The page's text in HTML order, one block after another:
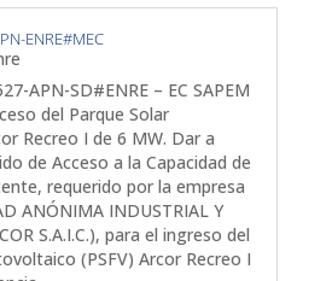
ENRE#MEC
APN-SD#ENRE – EC SAPEM
del Parque Solar
Recreo I de 6 MW. Dar a
de Acceso a la Capacidad de
requerido por la empresa
ANÓNIMA INDUSTRIAL Y
S.A.I.C.), para el ingreso del
(PSFV) Arcor Recreo I